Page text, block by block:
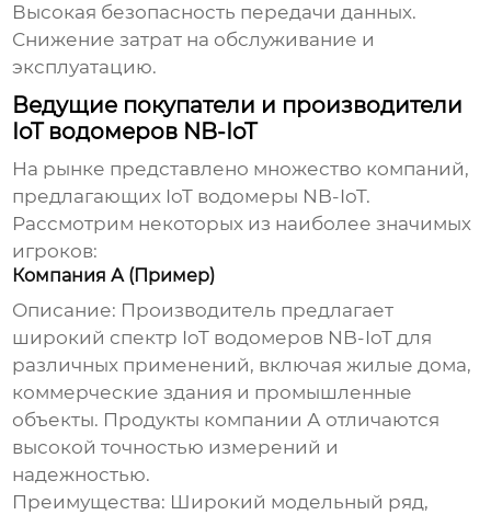
Высокая безопасность передачи данных.
Снижение затрат на обслуживание и
эксплуатацию.
Ведущие покупатели и производители
IoT водомеров NB-IoT
На рынке представлено множество компаний,
предлагающих IoT водомеры NB-IoT.
Рассмотрим некоторых из наиболее значимых
игроков:
Компания А (Пример)
Описание: Производитель предлагает
широкий спектр IoT водомеров NB-IoT для
различных применений, включая жилые дома,
коммерческие здания и промышленные
объекты. Продукты компании А отличаются
высокой точностью измерений и
надежностью.
Преимущества: Широкий модельный ряд,